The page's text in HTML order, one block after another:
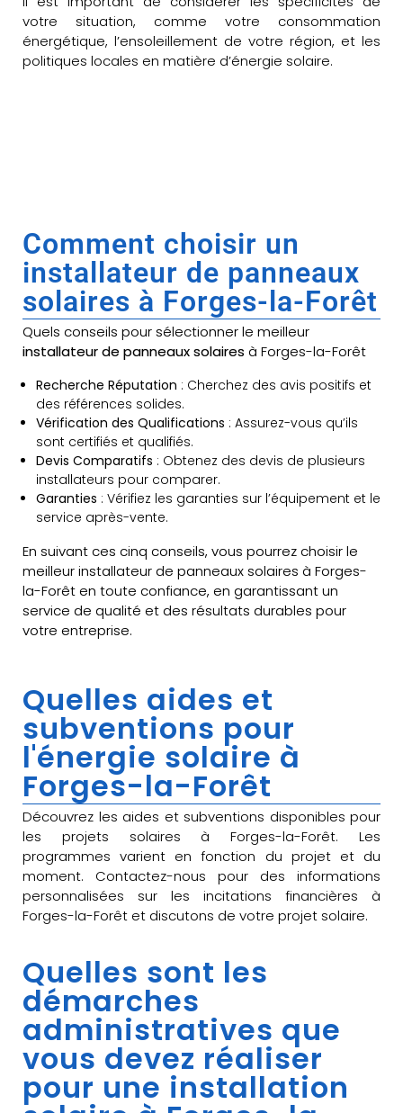
votre situation, comme votre consommation
énergétique, l’ensoleillement de votre région, et les
politiques locales en matière d’énergie solaire.
Comment choisir un
installateur de panneaux
solaires à Forges-la-Forêt
Quels conseils pour sélectionner le meilleur
installateur de panneaux solaires à Forges-la-Forêt
Recherche Réputation : Cherchez des avis positifs et
des références solides.
Vérification des Qualifications : Assurez-vous qu’ils
sont certifiés et qualifiés.
Devis Comparatifs : Obtenez des devis de plusieurs
installateurs pour comparer.
Garanties : Vérifiez les garanties sur l’équipement et le
service après-vente.
En suivant ces cinq conseils, vous pourrez choisir le
meilleur installateur de panneaux solaires à Forges-
la-Forêt en toute confiance, en garantissant un
service de qualité et des résultats durables pour
votre entreprise.
Quelles aides et
subventions pour
l'énergie solaire à
Forges-la-Forêt
Découvrez les aides et subventions disponibles pour
les projets solaires à Forges-la-Forêt. Les
programmes varient en fonction du projet et du
moment. Contactez-nous pour des informations
personnalisées sur les incitations financières à
Forges-la-Forêt et discutons de votre projet solaire.
Quelles sont les
démarches
administratives que
vous devez réaliser
pour une installation